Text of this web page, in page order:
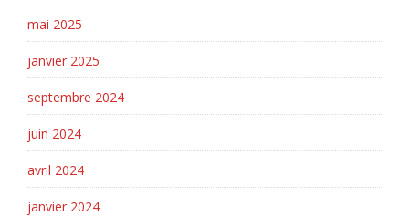
mai 2025
janvier 2025
septembre 2024
juin 2024
avril 2024
janvier 2024